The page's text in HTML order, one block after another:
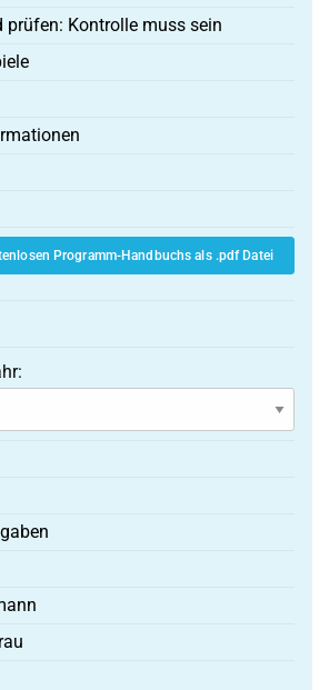
prüfen: Kontrolle muss sein
Programm-Handbuchs als .pdf Datei